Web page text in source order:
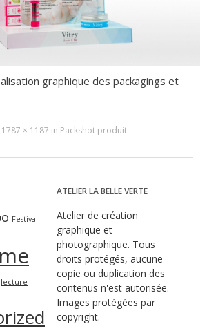
graphique des packagings et
1787 × 1187 in Packshot produit
Festival
lecture
ATELIER LA BELLE VERTE
Atelier de création
graphique et
photographique. Tous
droits protégés, aucune
copie ou duplication des
contenus n'est autorisée.
Images protégées par
copyright.